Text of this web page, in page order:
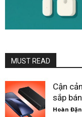
MUST READ
Cận
sắp
Hoàn